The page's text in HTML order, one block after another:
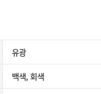
유광
백색, 회색